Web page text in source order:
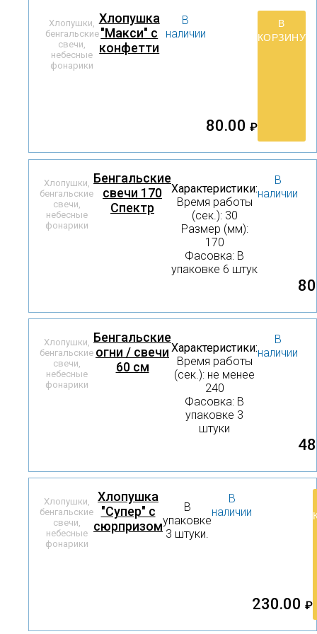
Хлопушки,
бенгальские
свечи,
небесные
фонарики
Хлопушка
"Макси" с
конфетти
В
наличии
80.00 ₽
В
КОРЗИНУ
Хлопушки,
бенгальские
свечи,
небесные
фонарики
Бенгальские
свечи 170
Спектр
Характеристики:
Время работы
(сек.): 30
Размер (мм):
170
Фасовка: В
упаковке 6 штук
В
наличии
Хлопушки,
бенгальские
свечи,
небесные
фонарики
Бенгальские
огни / свечи
60 см
Характеристики:
Время работы
(сек.): не менее
240
Фасовка: В
упаковке 3
штуки
В
наличии
Хлопушки,
бенгальские
свечи,
небесные
фонарики
Хлопушка
"Супер" с
сюрпризом
В
упаковке
3 штуки.
В
наличии
230.00 ₽